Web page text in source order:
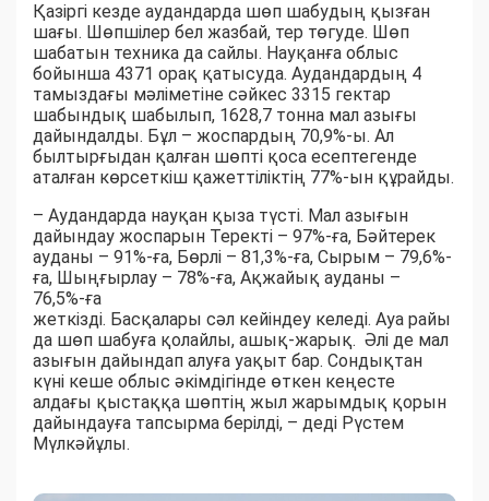
Қазіргі кезде аудандарда шөп шабудың қызған
шағы. Шөпшілер бел жазбай, тер төгуде. Шөп
шабатын техника да сайлы. Науқанға облыс
бойынша 4371 орақ қатысуда. Аудандардың 4
тамыздағы мәліметіне сәйкес 3315 гектар
шабындық шабылып, 1628,7 тонна мал азығы
дайындалды. Бұл – жоспардың 70,9%-ы. Ал
былтырғыдан қалған шөпті қоса есептегенде
аталған көрсеткіш қажеттіліктің 77%-ын құрайды.
– Аудандарда науқан қыза түсті. Мал азығын
дайындау жоспарын Теректі – 97%-ға, Бәйтерек
ауданы – 91%-ға, Бөрлі – 81,3%-ға, Сырым – 79,6%-
ға, Шыңғырлау – 78%-ға, Ақжайық ауданы –
76,5%-ға
жеткізді. Басқалары сәл кейіндеу келеді. Ауа райы
да шөп шабуға қолайлы, ашық-жарық. Әлі де мал
азығын дайындап алуға уақыт бар. Сондықтан
күні кеше облыс әкімдігінде өткен кеңесте
алдағы қыстаққа шөптің жыл жарымдық қорын
дайындауға тапсырма берілді, – деді Рүстем
Мүлкәйұлы.